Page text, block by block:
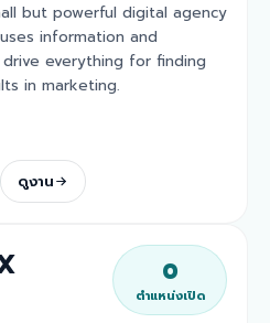
but powerful digital agency
information and
everything for finding
in marketing.
ดูงาน
0
ตำแหน่งเปิด